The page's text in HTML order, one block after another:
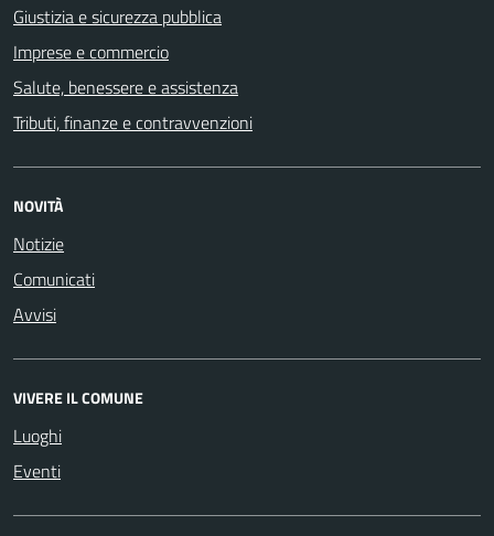
Giustizia e sicurezza pubblica
Imprese e commercio
Salute, benessere e assistenza
Tributi, finanze e contravvenzioni
NOVITÀ
Notizie
Comunicati
Avvisi
VIVERE IL COMUNE
Luoghi
Eventi